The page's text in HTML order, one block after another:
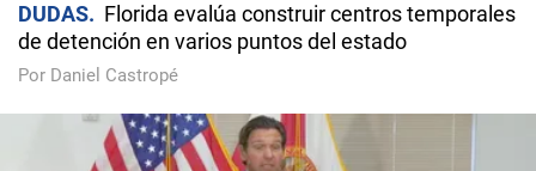
DUDAS
Florida evalúa construir centros temporales
de detención en varios puntos del estado
Por Daniel Castropé